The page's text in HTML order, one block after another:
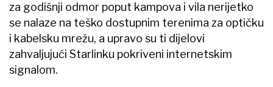
za godišnji odmor poput kampova i vila nerijetko
se nalaze na teško dostupnim terenima za optičku
i kabelsku mrežu, a upravo su ti dijelovi
zahvaljujući Starlinku pokriveni internetskim
signalom.